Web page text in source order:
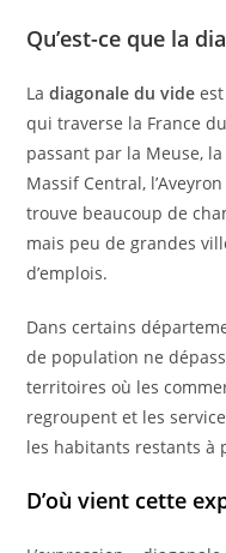
Qu’est-ce que la
Ladiagonale du vide
qui traverse la France du
passant par la Meuse,
Massif Central,
trouve beaucoup de
mais peu de grandes
d’emplois.
Dans certains
de population ne
territoires où les
regroupent et les
les habitants restants à
D’où vient cette